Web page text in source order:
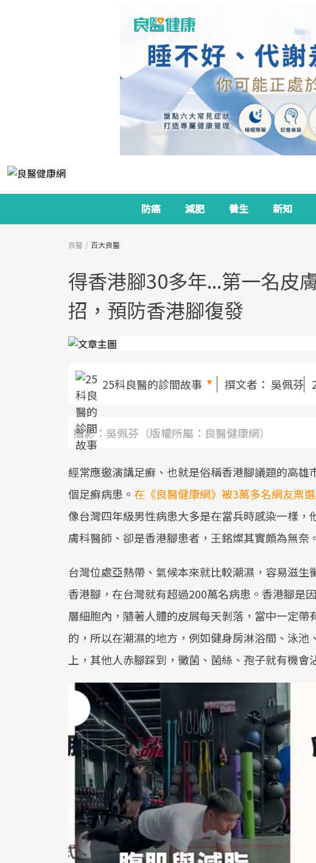
防癌 減肥 養生 新知
良醫 百大良醫
得香港腳30多年...第一名皮
招，預防香港腳復發
25科良醫的診間故事 撰文者： 吳佩芬
攝影：吳佩芬（版權所屬：良醫健康網）
經常應邀演講足癬、也就是俗稱香港腳議題的高
個足癬病患。 在《良醫健康網》被3萬多名網友票
像台灣四年級男性病患大多是在當兵時感染一樣
膚科醫師、卻是香港腳患者，王銘燦其實頗為無奈。
台灣位處亞熱帶、氣候本來就比較潮濕，容易滋
香港腳，在台灣就有超過200萬名病患。香港腳是
層細胞內，隨著人體的皮屑每天剝落，當中一定
的，所以在潮濕的地方，例如健身房淋浴間、泳
上，其他人赤腳踩到，黴菌、菌絲、孢子就有機會